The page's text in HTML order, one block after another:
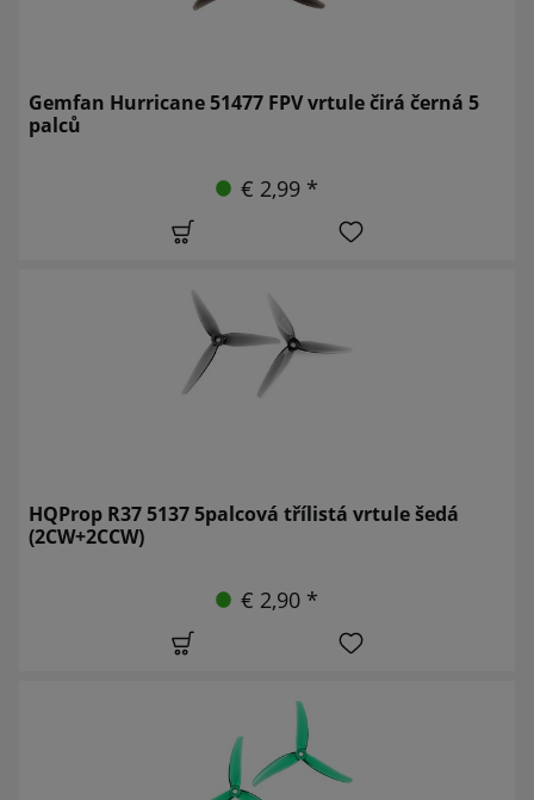
Gemfan Hurricane 51477 FPV vrtule čirá černá 5
palců
€ 2,99 *
HQProp R37 5137 5palcová třílistá vrtule šedá
(2CW+2CCW)
€ 2,90 *